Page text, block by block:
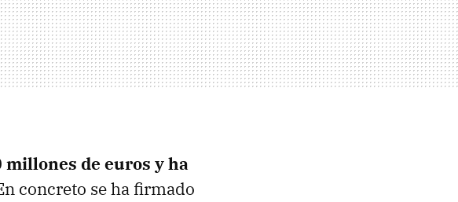
de euros y ha
concreto se ha firmado